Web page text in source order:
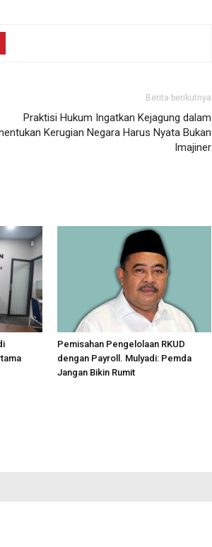
Berita berikutnya
Praktisi Hukum Ingatkan Kejagung dalam
Kerugian Negara Harus Nyata Bukan
Imajiner
Pemisahan Pengelolaan RKUD
dengan Payroll. Mulyadi: Pemda
Jangan Bikin Rumit